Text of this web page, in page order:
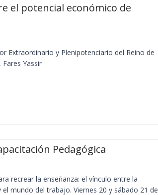
el potencial económico de
Extraordinario y Plenipotenciario del Reino de
Yassir
Pedagógica
recrear la enseñanza: el vínculo entre la
mundo del trabajo. Viernes 20 y sábado 21 de